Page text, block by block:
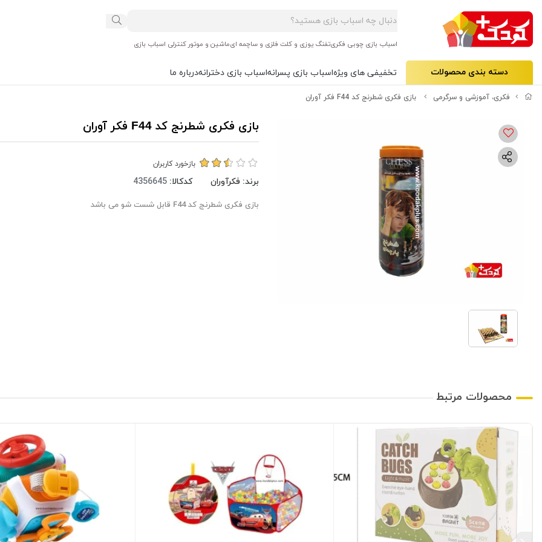
اسباب بازی چوبی فکریتفنگ یوزی و کلت فلزی و ساچمه ایماشین و موتور کنترلی اسباب بازی
دسته بندی محصولات تخفیفی های ویژهاسباب بازی پسرانهاسباب بازی دخترانهدرباره ما
فکری، آموزشی و سرگرمی بازی فکری شطرنج کد F44 فکر آوران
بازی فکری شطرنج کد F44 فکر آوران
بازخورد کاربران
برند: فکرآوران کدکالا:
بازی فکری شطرنج کد F44 قابل شست شو می باشد
محصولات مرتبط